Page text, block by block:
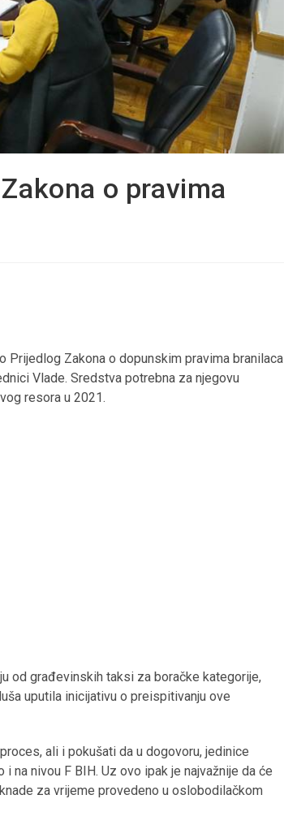
o pravima
Prijedlog Zakona o dopunskim pravima branilaca
Vlade. Sredstva potrebna za njegovu
resora u 2021.
od građevinskih taksi za boračke kategorije,
uputila inicijativu o preispitivanju ove
ali i pokušati da u dogovoru, jedinice
na nivou F BIH. Uz ovo ipak je najvažnije da će
za vrijeme provedeno u oslobodilačkom